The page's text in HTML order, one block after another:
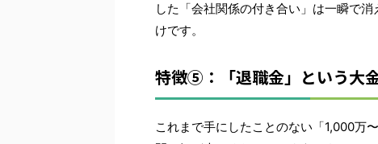
した「会社関係の付き合い」は一瞬で
けです。
特徴⑤：「退職金」という大
これまで手にしたことのない「1,000万